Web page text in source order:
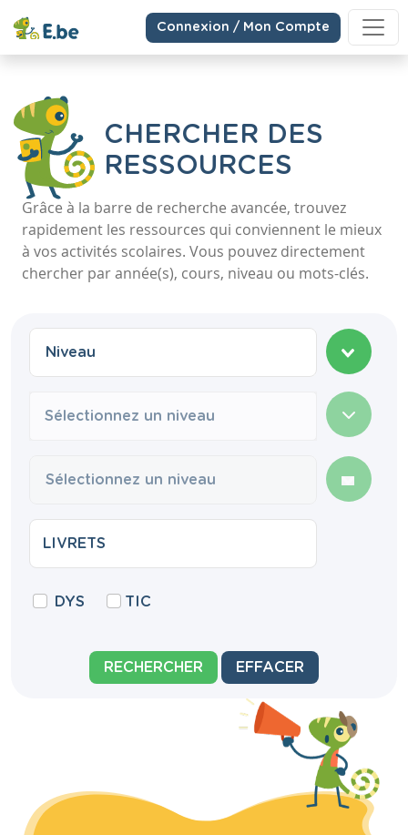
Connexion / Mon Compte
CHERCHER DES
RESSOURCES
Grâce à la barre de recherche avancée, trouvez
rapidement les ressources qui conviennent le mieux
à vos activités scolaires. Vous pouvez directement
chercher par année(s), cours, niveau ou mots-clés.
Sélectionnez un niveau
DYS TIC
RECHERCHER EFFACER